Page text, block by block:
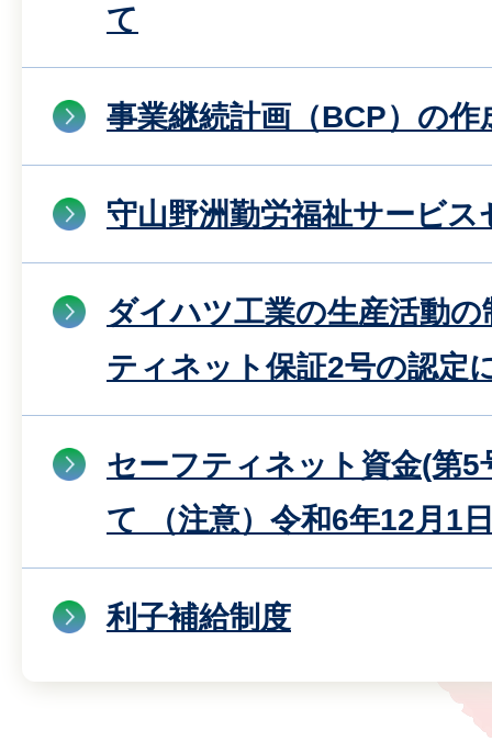
て
事業継続計画（BCP）の作
守山野洲勤労福祉サービ
ダイハツ工業の生産活動
ティネット保証2号の認定
セーフティネット資金(第5
て （注意）令和6年12月1
利子補給制度